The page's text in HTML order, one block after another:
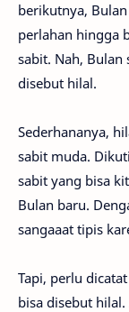
berikutnya,
perlahan hingga
sabit. Nah,
disebut hilal.
Sederhananya,
sabit muda.
sabit yang bisa
Bulan baru.
sangaaat tipis
Tapi, perlu
bisa disebut